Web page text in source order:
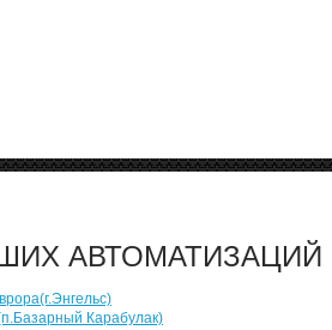
АВТОМАТИЗАЦИЙ
Карабулак)